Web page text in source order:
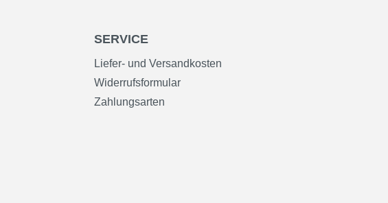
SERVICE
Liefer- und Versandkosten
Widerrufsformular
Zahlungsarten